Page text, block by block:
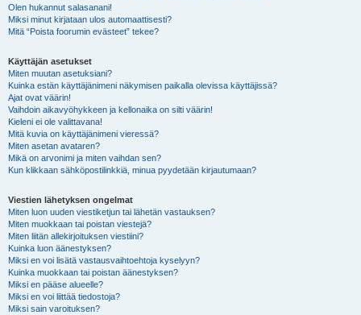
Olen hukannut salasanani!
Miksi minut kirjataan ulos automaattisesti?
Mitä “Poista foorumin evästeet” tekee?
Käyttäjän asetukset
Miten muutan asetuksiani?
Kuinka estän käyttäjänimeni näkymisen paikalla olevissa käyttäjissä?
Ajat ovat väärin!
Vaihdoin aikavyöhykkeen ja kellonaika on silti väärin!
Kieleni ei ole valittavana!
Mitä kuvia on käyttäjänimeni vieressä?
Miten asetan avataren?
Mikä on arvonimi ja miten vaihdan sen?
Kun klikkaan sähköpostilinkkiä, minua pyydetään kirjautumaan?
Viestien lähetyksen ongelmat
Miten luon uuden viestiketjun tai lähetän vastauksen?
Miten muokkaan tai poistan viestejä?
Miten liitän allekirjoituksen viestiini?
Kuinka luon äänestyksen?
Miksi en voi lisätä vastausvaihtoehtoja kyselyyn?
Kuinka muokkaan tai poistan äänestyksen?
Miksi en pääse alueelle?
Miksi en voi liittää tiedostoja?
Miksi sain varoituksen?